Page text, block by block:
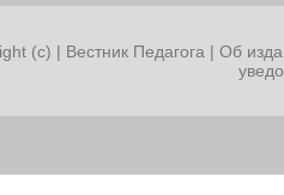
(c) | Вестник Педагога | Об